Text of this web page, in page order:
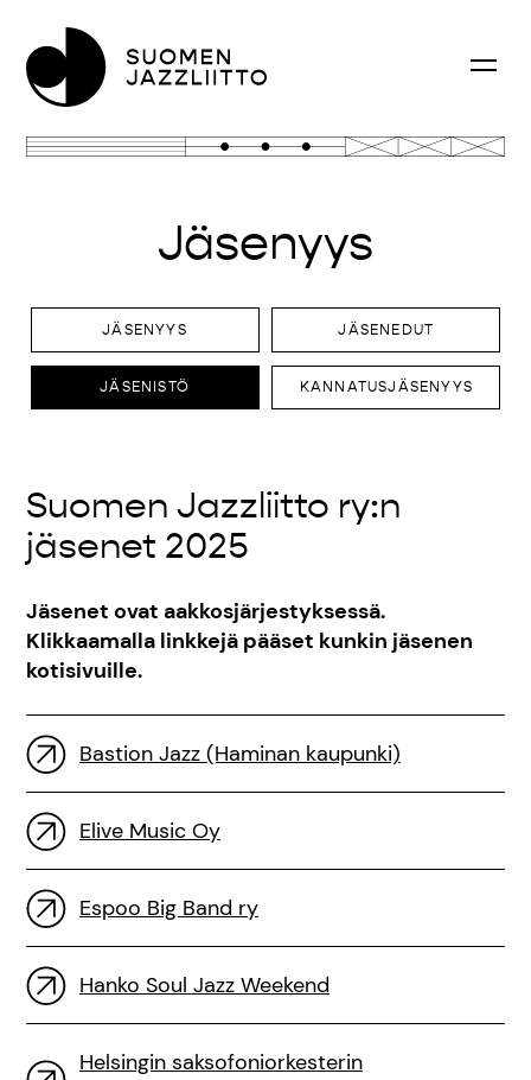
Jäsenyys
JÄSENYYS JÄSENEDUT
JÄSENISTÖ KANNATUSJÄSENYYS
Suomen Jazzliitto ry:n
jäsenet 2025
Jäsenet ovat aakkosjärjestyksessä.
Klikkaamalla linkkejä pääset kunkin jäsenen
kotisivuille.
Bastion Jazz (Haminan kaupunki)
Elive Music Oy
Espoo Big Band ry
Hanko Soul Jazz Weekend
Helsingin saksofoniorkesterin